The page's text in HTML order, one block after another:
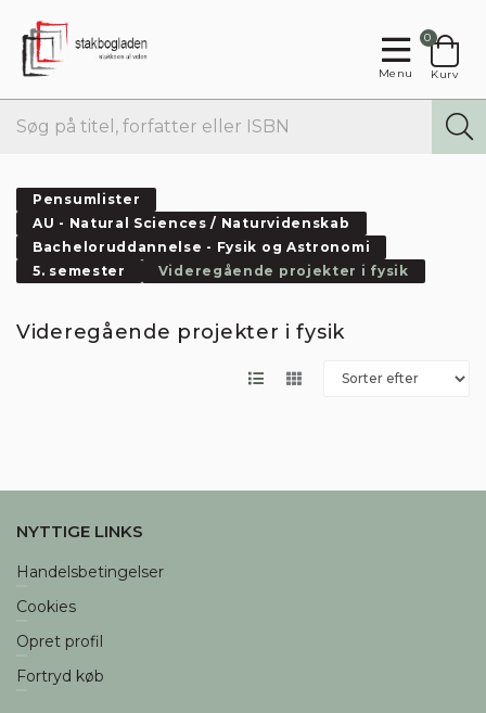
Denne hjemmeside
bruger cookies
Menu
0
Kurv
Pensumlister
AU - Natural Sciences / Naturvidenskab
Bacheloruddannelse - Fysik og Astronomi
5. semester
Videregående projekter i fysik
Videregående projekter i fysik
NYTTIGE LINKS
Handelsbetingelser
Cookies
Opret profil
Fortryd køb